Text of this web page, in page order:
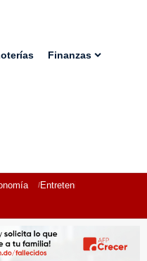
Finanzas
Entretenimiento